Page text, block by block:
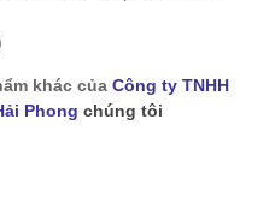
khác của Công ty TNHH
Phong chúng tôi